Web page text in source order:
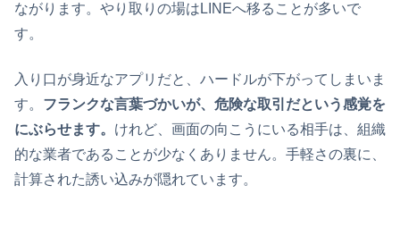
ながります。やり取りの場はLINEへ移ることが多いで
す。
入り口が身近なアプリだと、ハードルが下がってしまいま
す。 フランクな言葉づかいが、危険な取引だという感覚を
にぶらせます。 けれど、画面の向こうにいる相手は、組織
的な業者であることが少なくありません。手軽さの裏に、
計算された誘い込みが隠れています。